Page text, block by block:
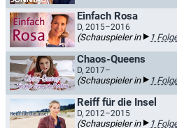
Einfach Rosa
D, 2015–2016
(Schauspieler in 1
Chaos-Queens
D, 2017–
(Schauspieler in 1
Reiff für die Insel
D, 2012–2015
(Schauspieler in 1